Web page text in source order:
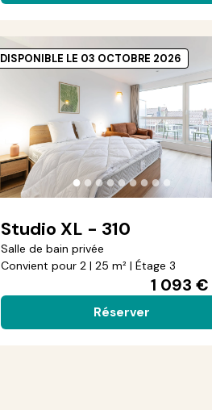
●●●●●●●●●
Studio XL - 310
Salle de bain privée
Convient pour 2 | 25 m² | Étage 3
1 093 €
Réserver
DISPONIBLE LE 03 OCTOBRE 2026